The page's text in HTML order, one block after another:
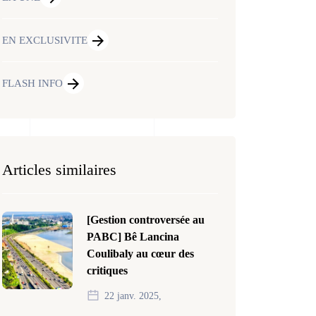
EN EXCLUSIVITE
FLASH INFO
Articles similaires
[Gestion controversée au
PABC] Bê Lancina
Coulibaly au cœur des
critiques
22 janv. 2025,